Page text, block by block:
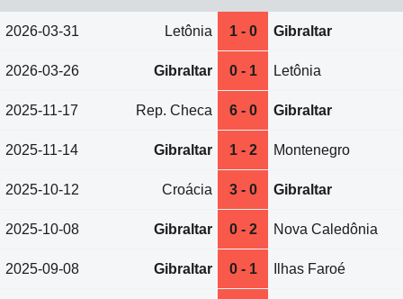
2026-03-31 Letônia 1 - 0 Gibraltar
2026-03-26 Gibraltar 0 - 1 Letônia
2025-11-17 Rep. Checa 6 - 0 Gibraltar
2025-11-14 Gibraltar 1 - 2 Montenegro
2025-10-12 Croácia 3 - 0 Gibraltar
2025-10-08 Gibraltar 0 - 2 Nova Caledônia
2025-09-08 Gibraltar 0 - 1 Ilhas Faroé